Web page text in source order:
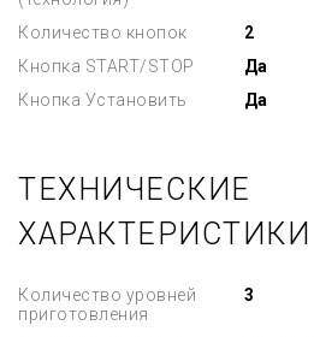
Количество кнопок
2
Кнопка START/STOP
Да
Кнопка Установить
Да
ТЕХНИЧЕСКИЕ
ХАРАКТЕРИСТИКИ
Количество уровней
приготовления
3